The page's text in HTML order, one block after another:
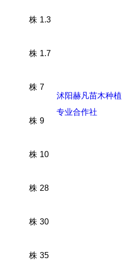
沭阳赫凡苗木种植
专业合作社
株 1.3
株 1.7
株 7
株 9
株 10
株 28
株 30
株 35